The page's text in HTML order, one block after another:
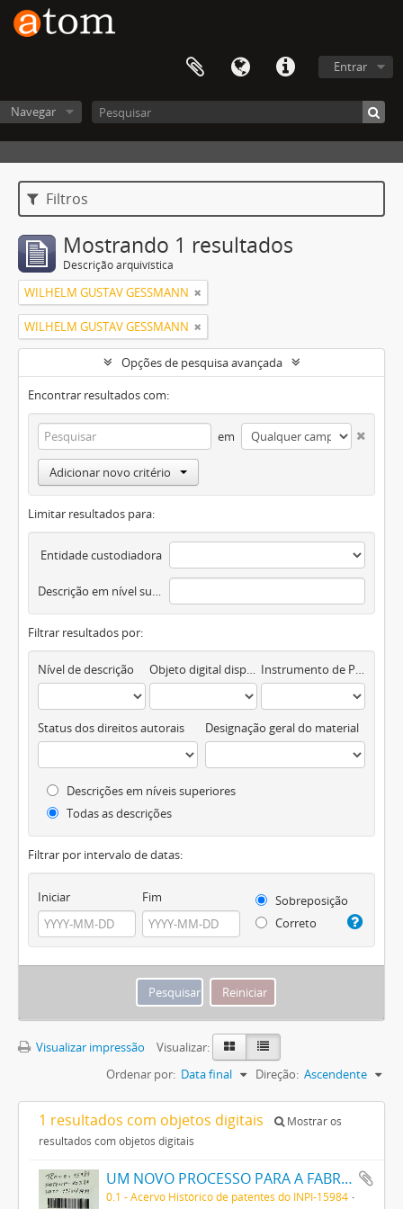
Entrar
Navegar
Filtros
Mostrando 1 resultados
Descrição arquivística
WILHELM GUSTAV GESSMANN
WILHELM GUSTAV GESSMANN
Opções de pesquisa avançada
Encontrar resultados com:
em
Adicionar novo critério
Limitar resultados para:
Entidade custodiadora
Descrição em nível superior
Filtrar resultados por:
Nível de descrição Objeto digital disponível Instrumento de Pesquisa
Status dos direitos autorais Designação geral do material
Descrições em níveis superiores
Todas as descrições
Filtrar por intervalo de datas:
Iniciar Fim
Sobreposição
Correto
Visualizar impressão
Visualizar:
Ordenar por: Data final Direção: Ascendente
1 resultados com objetos digitais
Mostrar os
resultados com objetos digitais
UM NOVO PROCESSO PARA A FABRICAÇÃO DE TINTAS EM PÓ POR MEIO DA PRECIPITAÇÃO E FIXAÇÃO DE TINTAS ANILINAS SOBRE CORPOS MINERAES
0.1 - Acervo Histórico de patentes do INPI-15984